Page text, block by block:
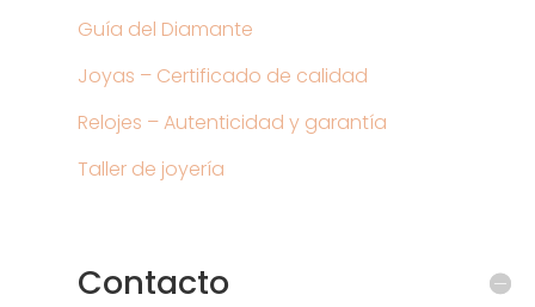
Guía del Diamante
Joyas – Certificado de calidad
Relojes – Autenticidad y garantía
Taller de joyería
Contacto